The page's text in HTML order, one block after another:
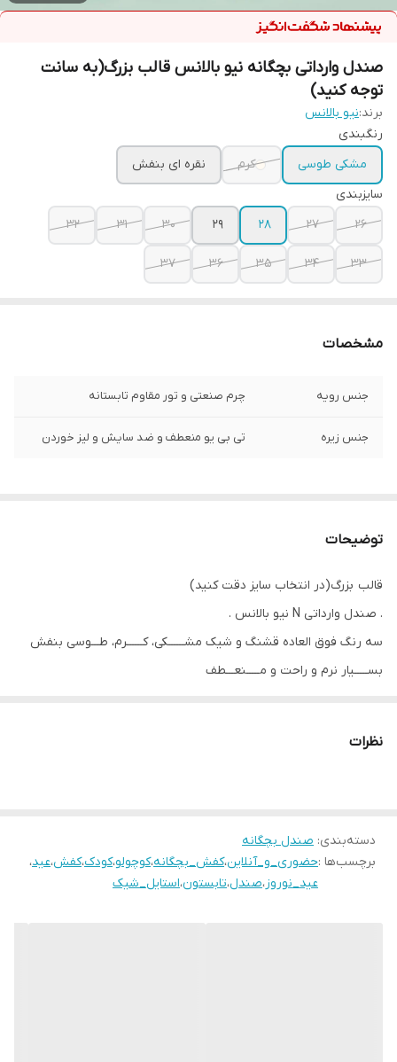
صندل وارداتی بچگانه نیو بالانس قالب بزرگ(به سانت
توجه کنید)
برند:نیو بالانس
رنگبندی
مشکی طوسی
کرم
نقره ای بنفش
سایزبندی
26
27
28
29
30
31
32
33
34
35
36
37
مشخصات
جنس رویه چرم صنعتی و تور مقاوم تابستانه
جنس زیره تی بی یو منعطف و ضد سایش و لیز خوردن
توضیحات
قالب بزرگ(در انتخاب سایز دقت کنید)
. صندل وارداتی N نیو بالانس .
سه رنگ فوق العاده قشنگ و شیک مشــــــکی، کــــــرم، طـــوسی بنفش
بســـــیار نرم و راحت و مـــــنعـــطف
گارد محافظ برای محافظت از نوک پا ‼
۲۷ مناسب پای 18 سانـــت
۲۸ مناسب پای 18.5 سانــت
نظرات
دسته‌بندی: صندل بچگانه
برچسب‌ها :حضوری_و_آنلاین،کفش_بچگانه،کوچولو،کودک،کفش،عید،
عید_نوروز،صندل،تابستون،استایل_شیک